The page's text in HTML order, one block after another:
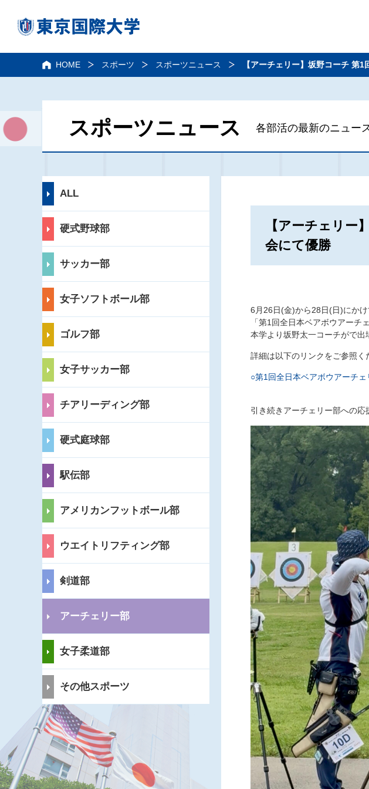
HOME スポーツ スポーツニュース 【アーチェリー】坂野コーチ 第
スポーツニュース 各部活の最新のニュー
ALL
硬式野球部
サッカー部
女子ソフトボール部
ゴルフ部
女子サッカー部
チアリーディング部
硬式庭球部
駅伝部
アメリカンフットボール部
ウエイトリフティング部
剣道部
アーチェリー部
女子柔道部
その他スポーツ
【アーチェリー
会にて優勝
6月26日(金)から28日(日)にかけ
「第1回全日本ベアボウアーチ
本学より坂野太一コーチがで出
詳細は以下のリンクをご参照く
○第1回全日本ベアボウアーチ
引き続きアーチェリー部への応